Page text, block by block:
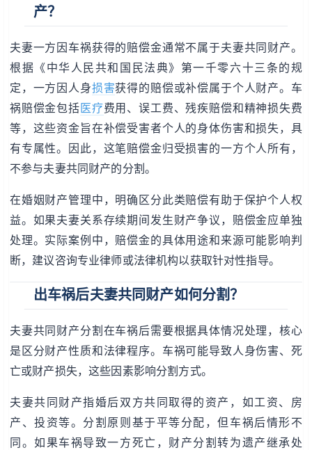
产？
夫妻一方因车祸获得的赔偿金通常不属于夫妻共同财产。
根据《中华人民共和国民法典》第一千零六十三条的规
定，一方因人身损害获得的赔偿或补偿属于个人财产。车
祸赔偿金包括医疗费用、误工费、残疾赔偿和精神损失费
等，这些资金旨在补偿受害者个人的身体伤害和损失，具
有专属性。因此，这笔赔偿金归受损害的一方个人所有，
不参与夫妻共同财产的分割。
在婚姻财产管理中，明确区分此类赔偿有助于保护个人权
益。如果夫妻关系存续期间发生财产争议，赔偿金应单独
处理。实际案例中，赔偿金的具体用途和来源可能影响判
断，建议咨询专业律师或法律机构以获取针对性指导。
出车祸后夫妻共同财产如何分割？
夫妻共同财产分割在车祸后需要根据具体情况处理，核心
是区分财产性质和法律程序。车祸可能导致人身伤害、死
亡或财产损失，这些因素影响分割方式。
夫妻共同财产指婚后双方共同取得的资产，如工资、房
产、投资等。分割原则基于平等分配，但车祸后情形不
同。如果车祸导致一方死亡，财产分割转为遗产继承处